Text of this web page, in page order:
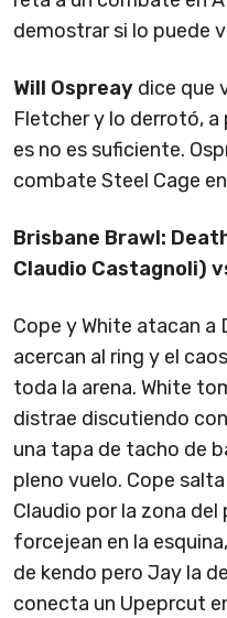
demostrar si lo puede
Will Ospreay dice que
Fletcher y lo derrotó,
es no es suficiente.
combate Steel Cage
Brisbane Brawl:
Claudio Castagnoli)
Cope y White atacan a
acercan al ring y el
toda la arena. White
distrae discutiendo
una tapa de tacho de
pleno vuelo. Cope
Claudio por la zona
forcejean en la
de kendo pero Jay la
conecta un Upeprcut